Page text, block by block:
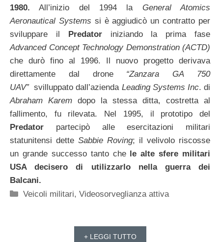
1980. All’inizio del 1994 la General Atomics
Aeronautical Systems si è aggiudicò un contratto per
sviluppare il
Predatoriniziando la prima fase
Advanced Concept Technology Demonstration (ACTD)
che durò fino al 1996. Il nuovo progetto derivava
direttamente dal drone “Zanzara GA 750
UAV”svilluppato dall’azienda Leading Systems Inc. di
Abraham Karem dopo la stessa ditta, costretta al
fallimento, fu rilevata. Nel 1995, il prototipo del
Predator
partecipò alle esercitazioni militari
statunitensi dette Sabbie Roving; il velivolo riscosse
un grande successo tanto che
le alte sfere militari
USA decisero di utilizzarlo nella guerra dei
Balcani.
Categorie
Veicoli militari,Videosorveglianza attiva
+ LEGGI TUTTO